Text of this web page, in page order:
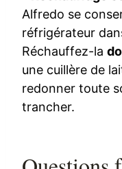
Alfredo se
réfrigérateur
Réchauffez-la
une cuillère de
redonner toute
trancher.